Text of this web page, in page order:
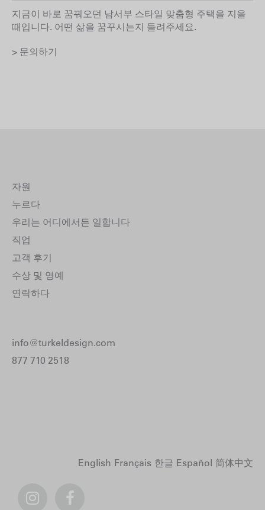
지금이 바로 꿈꿔오던 남서부 스타일 맞춤형 주택을 지을
때입니다. 어떤 삶을 꿈꾸시는지 들려주세요.
> 문의하기
자원
누르다
우리는 어디에서든 일합니다
직업
고객 후기
수상 및 영예
연락하다
info@turkeldesign.com
877 710 2518
English Français 한글 Español 简体中文